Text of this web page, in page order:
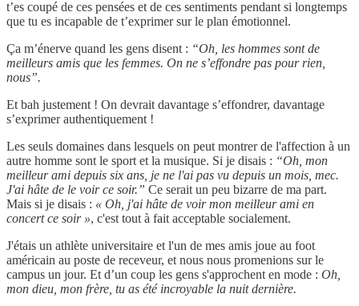
t’es coupé de ces pensées et de ces sentiments pendant si longtemps
que tu es incapable de t’exprimer sur le plan émotionnel.
Ça m’énerve quand les gens disent : “Oh, les hommes sont de
meilleurs amis que les femmes. On ne s’effondre pas pour rien,
nous”.
Et bah justement ! On devrait davantage s’effondrer, davantage
s’exprimer authentiquement !
Les seuls domaines dans lesquels on peut montrer de l'affection à un
autre homme sont le sport et la musique. Si je disais : “Oh, mon
meilleur ami depuis six ans, je ne l'ai pas vu depuis un mois, mec.
J'ai hâte de le voir ce soir.” Ce serait un peu bizarre de ma part.
Mais si je disais : « Oh, j'ai hâte de voir mon meilleur ami en
concert ce soir », c'est tout à fait acceptable socialement.
J'étais un athlète universitaire et l'un de mes amis joue au foot
américain au poste de receveur, et nous nous promenions sur le
campus un jour. Et d’un coup les gens s'approchent en mode : Oh,
mon dieu, mon frère, tu as été incroyable la nuit dernière.